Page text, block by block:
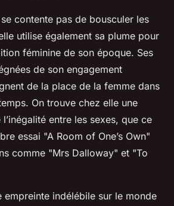
contente pas de bousculer les
utilise également sa plume pour
féminine de son époque. Ses
de son engagement
de la place de la femme dans
On trouve chez elle une
entre les sexes, que ce
essai "A Room of One’s Own"
comme "Mrs Dalloway" et "To
empreinte indélébile sur le monde